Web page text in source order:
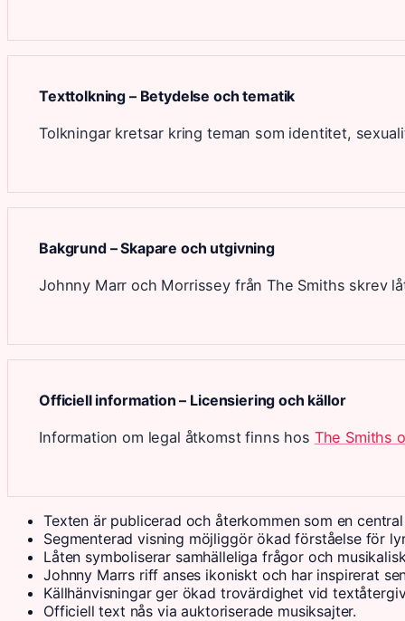
Texttolkning – Betydelse och tematik
Tolkningar kretsar kring teman som identitet,
Bakgrund – Skapare och utgivning
Johnny Marr och Morrissey från The Smiths skrev
Officiell information – Licensiering och källor
Information om legal åtkomst finns hos The Smiths
Texten är publicerad och återkommen som en
Segmenterad visning möjliggör ökad förståelse för
Låten symboliserar samhälleliga frågor och
Johnny Marrs riff anses ikoniskt och har inspirerat
Källhänvisningar ger ökad trovärdighet vid
Officiell text nås via auktoriserade musiksajter.